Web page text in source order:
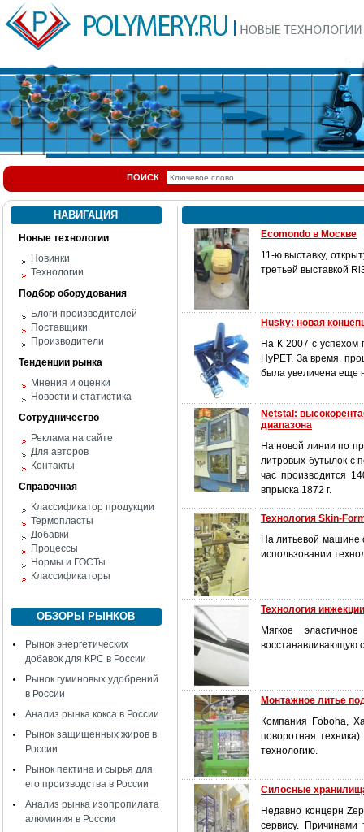
ПОИСК
НАВИГАЦИЯ
Новые технологии
Новинки
Технологии
Подбор оборудования
Блоги производителей
Поставщики
Производители
Тенденции рынка
Мнения и оценки
Новости и статистика
Сотрудничество
Реклама на сайте
Для авторов
Контакты
Справочная
Классификатор продукции
Термопласты
Добавки
Процессы
Нормы и ГОСТы
Классификаторы
ОБЗОРЫ РЫНКОВ
Рынок энергетических
добавок для КРС в России
Рынок гуминовых удобрений
в России
Анализ рынка кокса в России
Рынок защищенных жиров в
России
Рынок пектина и сырья для
его производства в России
Анализ рынка изопропилата
алюминия в России
Ecomondo в Москве
11-ю выставку,
третьей выставкой
Husky: новая
На К 2007 с успехом
НуРЕТ. За время,
была увеличена еще
Netstal:
диапазона
На новой линии по
литровых бутылок с
час производится
впрыска 1872 г.
Технология Skin-
На литьевой машине
использовании
Технология
Мягкое
восстанавливающую
Монтажное литье
Компания Foboha,
поворотная
технологию.
Силосные
Недавно концерн
сервису.